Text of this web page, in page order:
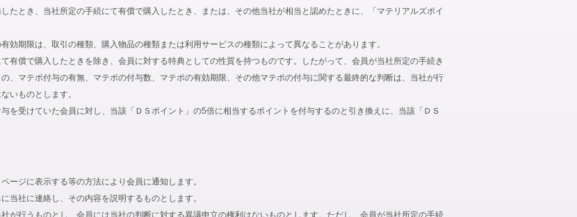
たとき、当社所定の手続にて有償で購入したとき、または、その他当社が相当と認めたときに、「マテリアルズポイ
期限は、取引の種類、購入物品の種類または利用サービスの種類によって異なることがあります。
償で購入したときを除き、会員に対する特典としての性質を持つものです。したがって、会員が当社所定の手続き
、マテポ付与の有無、マテポの付与数、マテポの有効期限、その他マテポの付与に関する最終的な判断は、当社が行
いものとします。
受けていた会員に対し、当該「ＤＳポイント」の5倍に相当するポイントを付与するのと引き換えに、当該「ＤＳ
ジに表示する等の方法により会員に通知します。
社に連絡し、その内容を説明するものとします。
が行うものとし、会員には当社の判断に対する異議申立の権利はないものとします。ただし、会員が当社所定の手続